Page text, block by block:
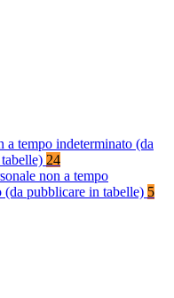
a tempo indeterminato (da
24
non a tempo
(da pubblicare in tabelle) 5